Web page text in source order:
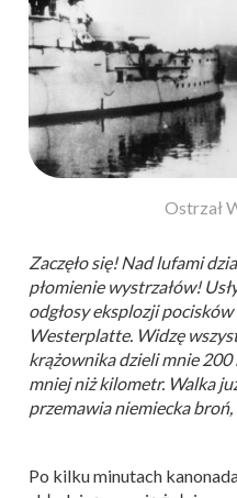
Ostrzał
Zaczęło się! Nad lufami
płomienie wystrzałów!
odgłosy eksplozji
Westerplatte. Widzę
krążownika dzieli mnie
mniej niż kilometr. Walka
przemawia niemiecka
Po kilku minutach